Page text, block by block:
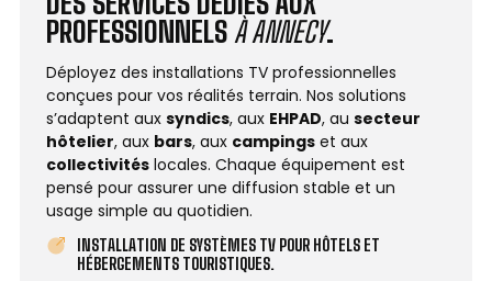
PROFESSIONNELS À ANNECY.
Déployez des installations TV professionnelles
conçues pour vos réalités terrain. Nos solutions
s’adaptent aux syndics, aux EHPAD, au secteur
hôtelier, aux bars, aux campings et aux
collectivités locales. Chaque équipement est
pensé pour assurer une diffusion stable et un
usage simple au quotidien.
INSTALLATION DE SYSTÈMES TV POUR HÔTELS ET
HÉBERGEMENTS TOURISTIQUES.